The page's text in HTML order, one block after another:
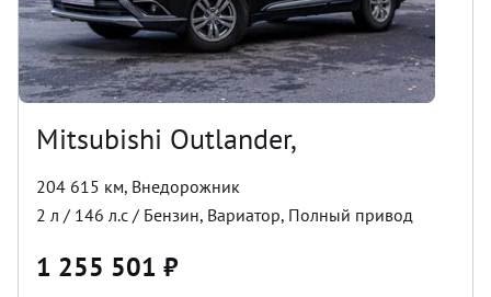
Mitsubishi Outlander,
204 615 км, Внедорожник
2 л / 146 л.с / Бензин, Вариатор, Полный привод
1 255 501 ₽